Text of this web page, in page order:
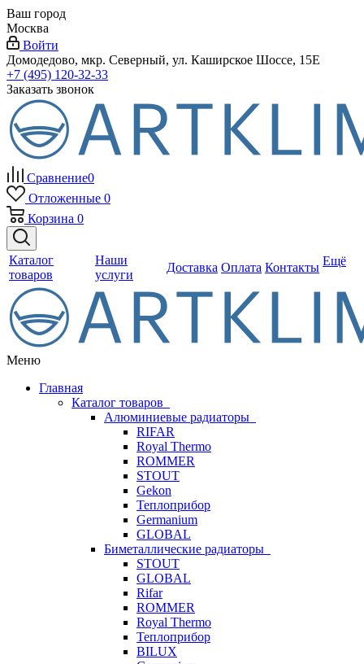
Ваш город
Москва
Войти
Домодедово, мкр. Северный, ул. Каширское Шоссе, 15Е
+7 (495) 120-32-33
Заказать звонок
Сравнение0
Отложенные 0
Корзина 0
Каталог
товаров
Наши
услуги
Доставка Оплата Контакты Ещё
Меню
Главная
Каталог товаров
Алюминиевые радиаторы
RIFAR
Royal Thermo
ROMMER
STOUT
Gekon
Теплоприбор
Germanium
GLOBAL
Биметаллические радиаторы
STOUT
GLOBAL
Rifar
ROMMER
Royal Thermo
Теплоприбор
BILUX